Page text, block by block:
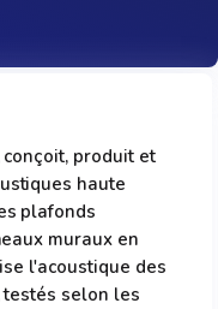
produit et
haute
plafonds
muraux en
l'acoustique des
testés selon les